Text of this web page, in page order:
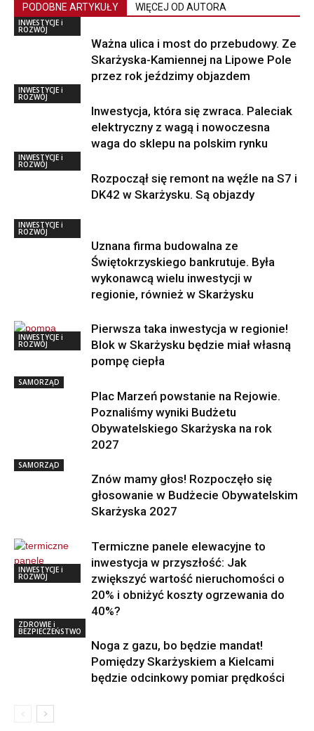
PODOBNE ARTYKUŁY WIĘCEJ OD AUTORA
INWESTYCJE i
ROZWÓJ
Ważna ulica i most do przebudowy. Ze
Skarżyska-Kamiennej na Lipowe Pole
przez rok jeździmy objazdem
INWESTYCJE i
ROZWÓJ
Inwestycja, która się zwraca. Paleciak
elektryczny z wagą i nowoczesna
waga do sklepu na polskim rynku
INWESTYCJE i
ROZWÓJ
Rozpoczął się remont na węźle na S7 i
DK42 w Skarżysku. Są objazdy
INWESTYCJE i
ROZWÓJ
Uznana firma budowalna ze
Świętokrzyskiego bankrutuje. Była
wykonawcą wielu inwestycji w
regionie, również w Skarżysku
INWESTYCJE i
ROZWÓJ
Pierwsza taka inwestycja w regionie!
Blok w Skarżysku będzie miał własną
pompę ciepła
SAMORZĄD
Plac Marzeń powstanie na Rejowie.
Poznaliśmy wyniki Budżetu
Obywatelskiego Skarżyska na rok
2027
SAMORZĄD
Znów mamy głos! Rozpoczęło się
głosowanie w Budżecie Obywatelskim
Skarżyska 2027
INWESTYCJE i
ROZWÓJ
Termiczne panele elewacyjne to
inwestycja w przyszłość: Jak
zwiększyć wartość nieruchomości o
20% i obniżyć koszty ogrzewania do
40%?
ZDROWIE i
BEZPIECZEŃSTWO
Noga z gazu, bo będzie mandat!
Pomiędzy Skarżyskiem a Kielcami
będzie odcinkowy pomiar prędkości